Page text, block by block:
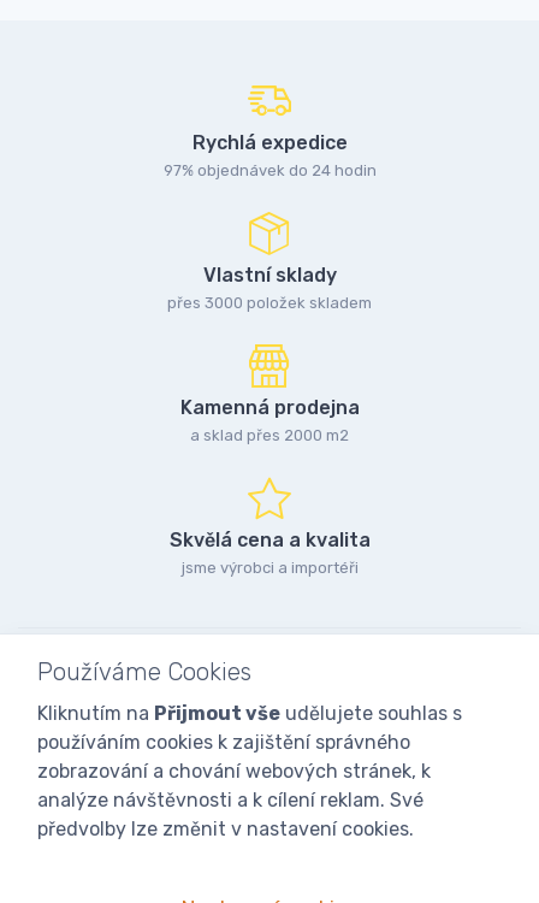
Rychlá expedice
97% objednávek do 24 hodin
Vlastní sklady
přes 3000 položek skladem
Kamenná prodejna
a sklad přes 2000 m2
Skvělá cena a kvalita
jsme výrobci a importéři
Používáme Cookies
Kliknutím na Přijmout vše udělujete souhlas s
používáním cookies k zajištění správného
zobrazování a chování webových stránek, k
analýze návštěvnosti a k cílení reklam. Své
předvolby lze změnit v nastavení cookies.